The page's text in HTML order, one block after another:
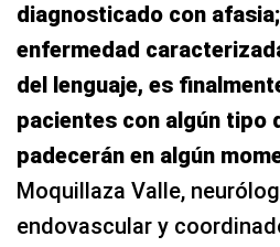
diagnosticado con
enfermedad
del lenguaje, es
pacientes con algún tipo
padecerán en algún
Moquillaza Valle,
endovascular y